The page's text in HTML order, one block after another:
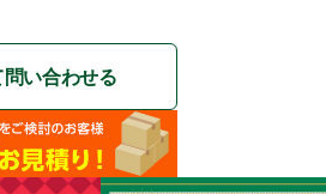
い合わせる